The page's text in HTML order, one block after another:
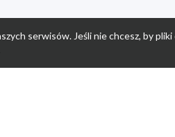
serwisów. Jeśli nie chcesz, by